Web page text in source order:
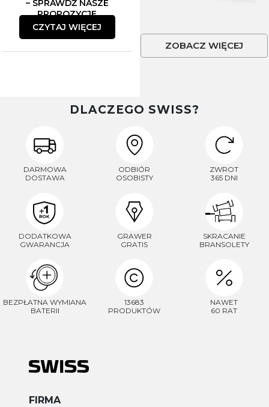
– SPRAWDŹ NASZE
PROPOZYCJE
CZYTAJ WIĘCEJ
ZOBACZ WIĘCEJ
DLACZEGO SWISS?
DARMOWA
DOSTAWA
ODBIÓR
OSOBISTY
ZWROT
365 DNI
DODATKOWA
GWARANCJA
GRAWER
GRATIS
SKRACANIE
BRANSOLETY
BEZPŁATNA WYMIANA
BATERII
13683
PRODUKTÓW
NAWET
60 RAT
FIRMA